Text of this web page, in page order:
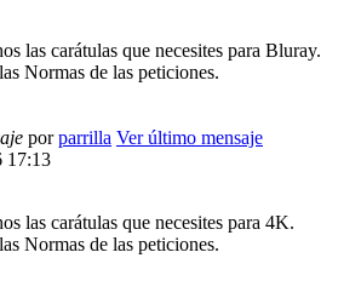
las carátulas que necesites para Bluray.
Normas de las peticiones.
porparrilla Ver último mensaje
17:13
las carátulas que necesites para 4K.
Normas de las peticiones.